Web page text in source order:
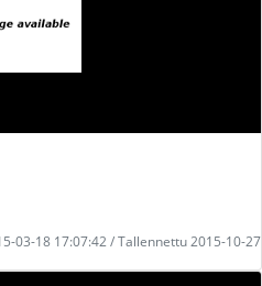
03-18 17:07:42 / Tallennettu 2015-10-27